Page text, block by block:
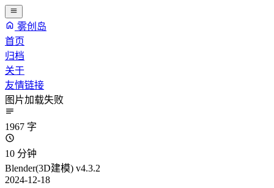
雾创岛
首页
归档
关于
友情链接
图片加载失败
1967 字
10 分钟
Blender(3D建模) v4.3.2
2024-12-18